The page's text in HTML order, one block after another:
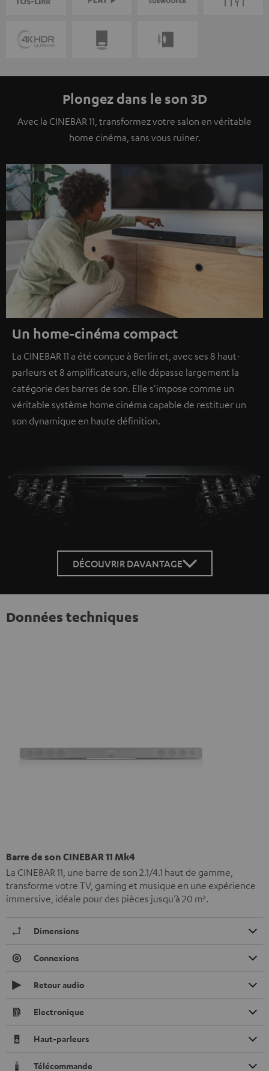
Plongez dans le son 3D
Avec la CINEBAR 11, transformez votre salon en véritable
home cinéma, sans vous ruiner.
Un home-cinéma compact
La CINEBAR 11 a été conçue à Berlin et, avec ses 8 haut-
parleurs et 8 amplificateurs, elle dépasse largement la
catégorie des barres de son. Elle s'impose comme un
véritable système home cinéma capable de restituer un
son dynamique en haute définition.
DÉCOUVRIR DAVANTAGE
Données techniques
Barre de son CINEBAR 11 Mk4
La CINEBAR 11, une barre de son 2.1/4.1 haut de gamme,
transforme votre TV, gaming et musique en une expérience
immersive, idéale pour des pièces jusqu’à 20 m².
Dimensions
Connexions
Retour audio
Electronique
Haut-parleurs
Télécommande